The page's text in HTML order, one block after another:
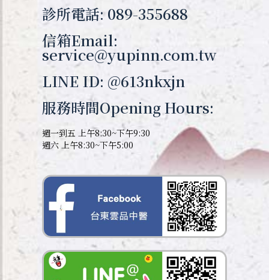
診所電話: 089-355688
信箱Email:
service@yupinn.com.tw
LINE ID: @613nkxjn
服務時間Opening Hours:
週一到五 上午8:30~下午9:30
週六 上午8:30~下午5:00